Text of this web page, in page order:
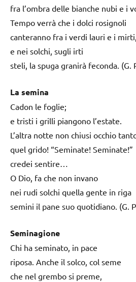
fra l’ombra delle bianche nubi e i
Tempo verrà che i dolci rosignoli
canteranno fra i verdi lauri e i mirti,
e nei solchi, sugli irti
steli, la spuga granirà feconda. (G.
La semina
Cadon le foglie;
e tristi i grilli piangono l’estate.
L’altra notte non chiusi occhio
quel grido! “Seminate! Seminate!”
credei sentire…
O Dio, fa che non invano
nei rudi solchi quella gente in riga
semini il pane suo quotidiano. (G.
Seminagione
Chi ha seminato, in pace
riposa. Anche il solco, col seme
che nel grembo si preme,